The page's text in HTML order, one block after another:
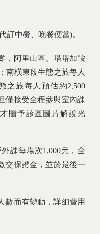
訂中餐、晚餐便當)。
，阿里山區、塔塔加鞍
南橫東段生態之旅每人
之旅每人預估約2,500
僅接受全程參與室內課
贈予該區圖片解說光
課每場次1,000元，全
交保證金，並於最後一
數而有變動，詳細費用